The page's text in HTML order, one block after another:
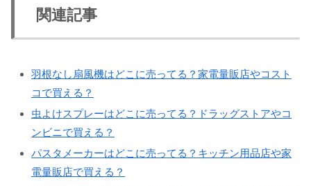
関連記事
羽根なし扇風機はどこに売ってる？家電量販店やコスト
コで買える？
虫よけスプレーはどこに売ってる？ドラッグストアやコ
ンビニで買える？
パスタメーカーはどこに売ってる？キッチン用品店や家
電量販店で買える？